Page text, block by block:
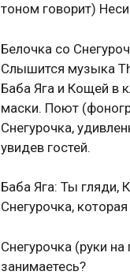
тоном говорит)
Белочка со
Слышится музыка
Баба Яга и Кощей в
маски. Поют
Снегурочка,
увидев гостей.
Баба Яга: Ты гляди,
Снегурочка,
Снегурочка (руки
занимаетесь?